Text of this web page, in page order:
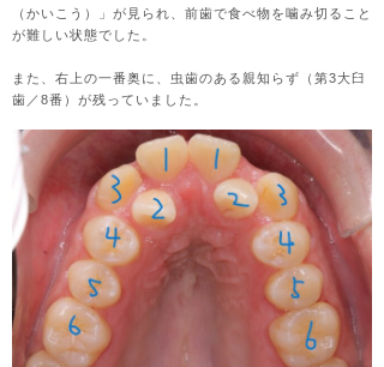
（かいこう）」が見られ、前歯で食べ物を噛み切ること
が難しい状態でした。
また、右上の一番奥に、虫歯のある親知らず（第3大臼
歯／8番）が残っていました。